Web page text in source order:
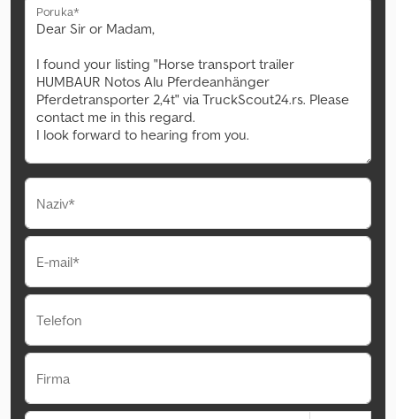
Poruka*
Naziv*
E-mail*
Telefon
Firma